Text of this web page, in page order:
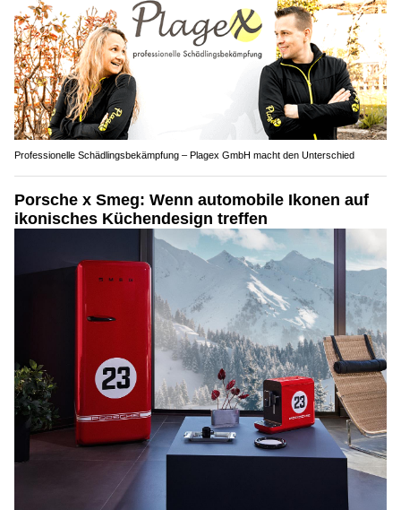
Professionelle Schädlingsbekämpfung – Plagex GmbH macht den Unterschied
Porsche x Smeg: Wenn automobile Ikonen auf
ikonisches Küchendesign treffen